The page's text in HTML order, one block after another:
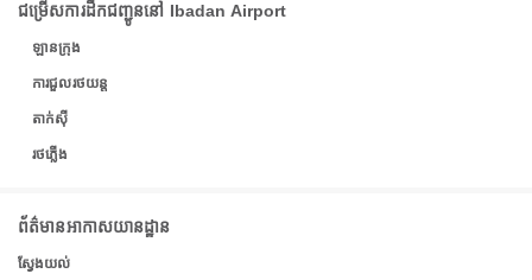
ជម្រើសការដឹកជញ្ជូននៅ Ibadan Airport
ឡានក្រុង
ការជួលរថយន្ត
តាក់ស៊ី
រថភ្លើង
ព័ត៌មានអាកាសយានដ្ឋាន
ស្វែងយល់